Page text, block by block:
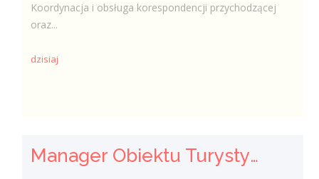
Koordynacja i obsługa korespondencji przychodzącej
oraz...
dzisiaj
Manager Obiektu Turystycznego (k/m/n)